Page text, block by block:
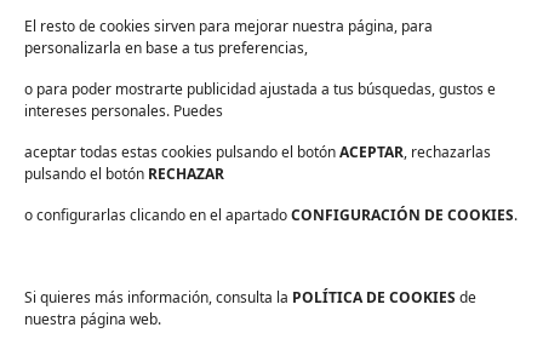
El resto de cookies sirven para mejorar nuestra página, para
personalizarla en base a tus preferencias,
o para poder mostrarte publicidad ajustada a tus búsquedas, gustos e
intereses personales. Puedes
aceptar todas estas cookies pulsando el botónACEPTAR, rechazarlas
pulsando el botón RECHAZAR
o configurarlas clicando en el apartadoCONFIGURACIÓN DE COOKIES.
Si quieres más información, consulta la POLÍTICA DE COOKIES de
nuestra página web.
Sector*
Consentimiento*
He leído y acepto laspolíticas de privacidad
7 de Mar de 2019
Mangos de limpieza Vikan:
Higiene y ergonomía